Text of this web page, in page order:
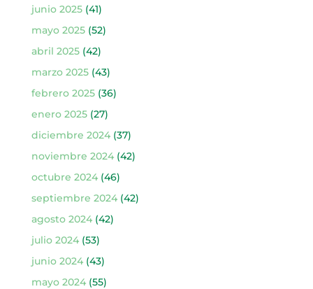
junio 2025(41)
mayo 2025(52)
abril 2025(42)
marzo 2025(43)
febrero 2025(36)
enero 2025(27)
diciembre 2024(37)
noviembre 2024(42)
octubre 2024(46)
septiembre 2024(42)
agosto 2024(42)
julio 2024(53)
junio 2024(43)
mayo 2024(55)